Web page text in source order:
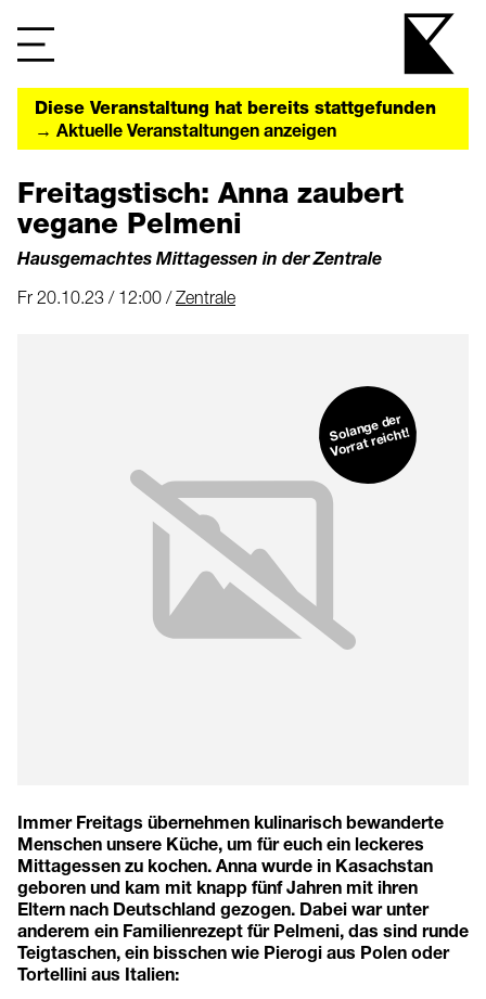
Diese Veranstaltung hat bereits stattgefunden
→ Aktuelle Veranstaltungen anzeigen
Freitagstisch: Anna zaubert
vegane Pelmeni
Hausgemachtes Mittagessen in der Zentrale
Fr 20.10.23 / 12:00 /Zentrale
Solange der
Vorrat reicht!
Immer Freitags übernehmen kulinarisch bewanderte
Menschen unsere Küche, um für euch ein leckeres
Mittagessen zu kochen. Anna wurde in Kasachstan
geboren und kam mit knapp fünf Jahren mit ihren
Eltern nach Deutschland gezogen. Dabei war unter
anderem ein Familienrezept für Pelmeni, das sind runde
Teigtaschen, ein bisschen wie Pierogi aus Polen oder
Tortellini aus Italien: